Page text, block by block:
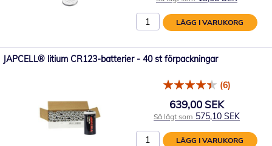
LÄGG I VARUKORG
JAPCELL® litium CR123-batterier - 40 st förpackningar
(6)
639,00 SEK
Så lågt som 575,10 SEK
LÄGG I VARUKORG